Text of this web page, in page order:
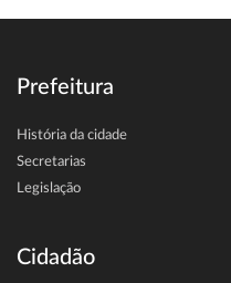
Prefeitura
História da cidade
Secretarias
Legislação
Cidadão